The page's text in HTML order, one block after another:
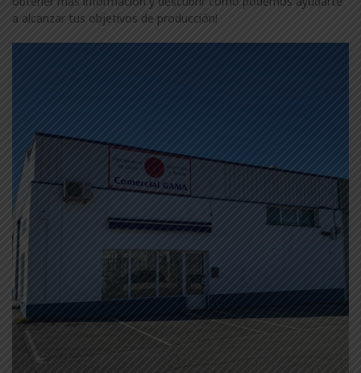
a alcanzar tus objetivos de producción!